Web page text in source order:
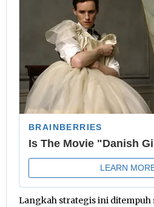
Langkah strategis ini ditempuh